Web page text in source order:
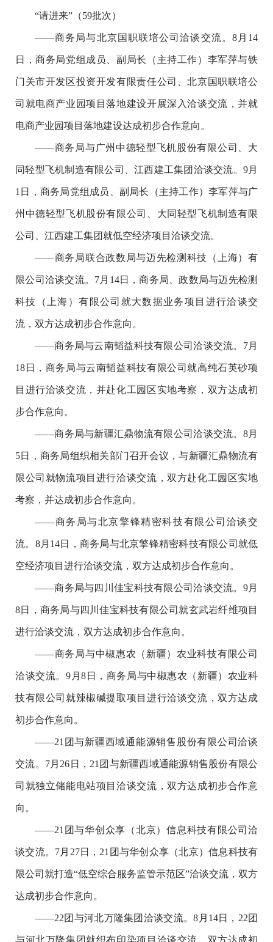
“请进来”（59批次）
——商务局与北京国职联培公司洽谈交流。8月14
日，商务局党组成员、副局长（主持工作）李军萍与铁
门关市开发区投资开发有限责任公司、北京国职联培公
司就电商产业园项目落地建设开展深入洽谈交流，并就
电商产业园项目落地建设达成初步合作意向。
——商务局与广州中德轻型飞机股份有限公司、大
同轻型飞机制造有限公司、江西建工集团洽谈交流。9月
1日，商务局党组成员、副局长（主持工作）李军萍与广
州中德轻型飞机股份有限公司、大同轻型飞机制造有限
公司、江西建工集团就低空经济项目洽谈交流。
——商务局联合政数局与迈先检测科技（上海）有
限公司洽谈交流。7月14日，商务局、政数局与迈先检测
科技（上海）有限公司就大数据业务项目进行洽谈交
流，双方达成初步合作意向。
——商务局与云南韬益科技有限公司洽谈交流。7月
18日，商务局与云南韬益科技有限公司就高纯石英砂项
目进行洽谈交流，并赴化工园区实地考察，双方达成初
步合作意向。
——商务局与新疆汇鼎物流有限公司洽谈交流。8月
5日，商务局组织相关部门召开会议，与新疆汇鼎物流有
限公司就物流项目进行洽谈交流，双方赴化工园区实地
考察，并达成初步合作意向。
——商务局与北京擎锋精密科技有限公司洽谈交
流。8月14日，商务局与北京擎锋精密科技有限公司就低
空经济项目进行洽谈交流，双方达成初步合作意向。
——商务局与四川佳宝科技有限公司洽谈交流。9月
8日，商务局与四川佳宝科技有限公司就玄武岩纤维项目
进行洽谈交流，双方达成初步合作意向。
——商务局与中椒惠农（新疆）农业科技有限公司
洽谈交流。9月8日，商务局与中椒惠农（新疆）农业科
技有限公司就辣椒碱提取项目进行洽谈交流，双方达成
初步合作意向。
——21团与新疆西域通能源销售股份有限公司洽谈
交流。7月26日，21团与新疆西域通能源销售股份有限公
司就独立储能电站项目洽谈交流，双方达成初步合作意
向。
——21团与华创众享（北京）信息科技有限公司洽
谈交流。7月27日，21团与华创众享（北京）信息科技有
限公司就打造“低空综合服务监管示范区”洽谈交流，双方
达成初步合作意向。
——22团与河北万隆集团洽谈交流。8月14日，22团